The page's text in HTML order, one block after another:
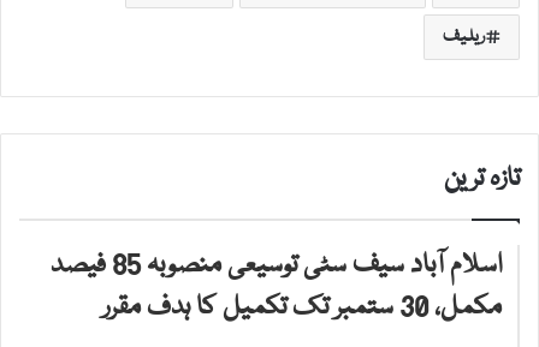
ریلیف
تازہ ترین
اسلام آباد سیف سٹی توسیعی منصوبہ 85 فیصد
مکمل، 30 ستمبر تک تکمیل کا ہدف مقرر